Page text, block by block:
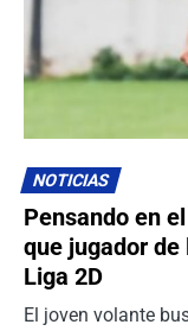
NOTICIAS
Pensando en
que jugador de
Liga 2D
El joven volante